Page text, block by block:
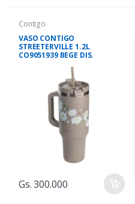
Contigo
VASO CONTIGO
STREETERVILLE 1.2L
CO9051939 BEGE DIS.
Gs. 300.000